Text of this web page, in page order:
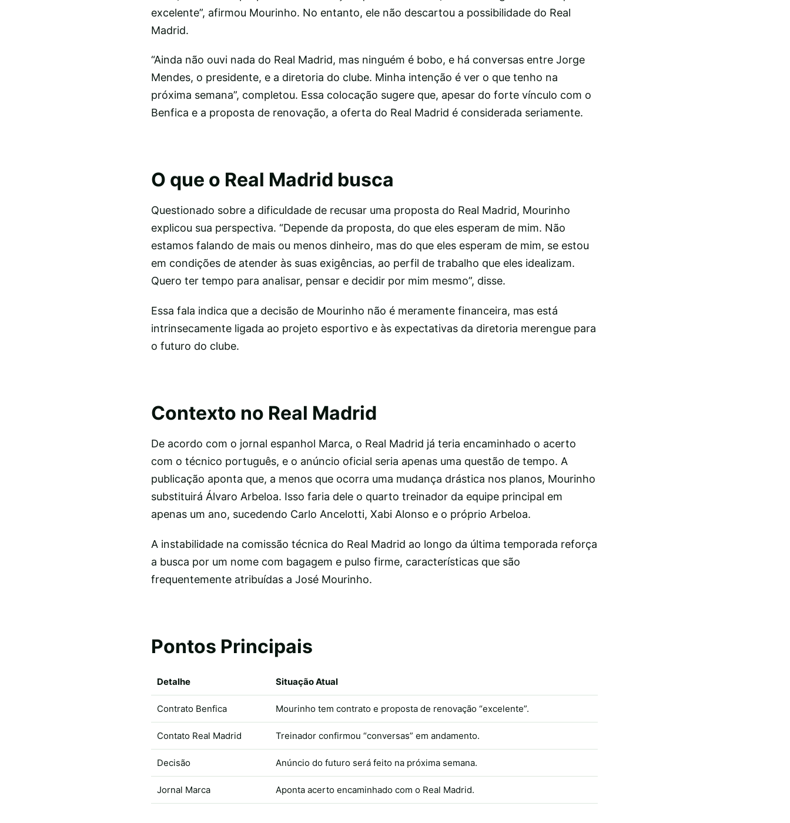
excelente”, afirmou Mourinho. No entanto, ele não descartou a possibilidade do Real
Madrid.
“Ainda não ouvi nada do Real Madrid, mas ninguém é bobo, e há conversas entre Jorge
Mendes, o presidente, e a diretoria do clube. Minha intenção é ver o que tenho na
próxima semana”, completou. Essa colocação sugere que, apesar do forte vínculo com o
Benfica e a proposta de renovação, a oferta do Real Madrid é considerada seriamente.
O que o Real Madrid busca
Questionado sobre a dificuldade de recusar uma proposta do Real Madrid, Mourinho
explicou sua perspectiva. “Depende da proposta, do que eles esperam de mim. Não
estamos falando de mais ou menos dinheiro, mas do que eles esperam de mim, se estou
em condições de atender às suas exigências, ao perfil de trabalho que eles idealizam.
Quero ter tempo para analisar, pensar e decidir por mim mesmo”, disse.
Essa fala indica que a decisão de Mourinho não é meramente financeira, mas está
intrinsecamente ligada ao projeto esportivo e às expectativas da diretoria merengue para
o futuro do clube.
Contexto no Real Madrid
De acordo com o jornal espanhol Marca, o Real Madrid já teria encaminhado o acerto
com o técnico português, e o anúncio oficial seria apenas uma questão de tempo. A
publicação aponta que, a menos que ocorra uma mudança drástica nos planos, Mourinho
substituirá Álvaro Arbeloa. Isso faria dele o quarto treinador da equipe principal em
apenas um ano, sucedendo Carlo Ancelotti, Xabi Alonso e o próprio Arbeloa.
A instabilidade na comissão técnica do Real Madrid ao longo da última temporada reforça
a busca por um nome com bagagem e pulso firme, características que são
frequentemente atribuídas a José Mourinho.
Pontos Principais
Detalhe Situação Atual
Contrato Benfica Mourinho tem contrato e proposta de renovação “excelente”.
Contato Real Madrid Treinador confirmou “conversas” em andamento.
Decisão Anúncio do futuro será feito na próxima semana.
Jornal Marca Aponta acerto encaminhado com o Real Madrid.